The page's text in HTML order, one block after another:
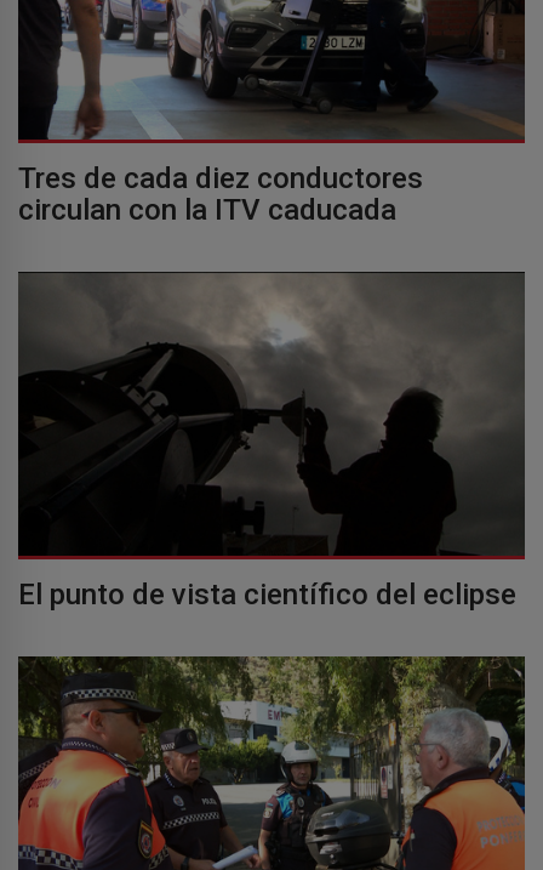
Tres de cada diez conductores
circulan con la ITV caducada
El punto de vista científico del eclipse